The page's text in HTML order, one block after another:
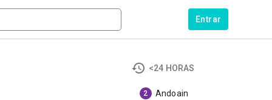
Entrar
<24 HORAS
2 Andoain